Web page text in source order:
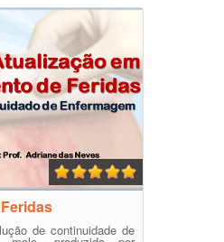
de continuidade de